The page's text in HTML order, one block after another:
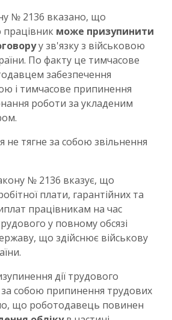
№ 2136 вказано, що
може призупинити
у зв'язку з військовою
По факту це тимчасове
забезпечення
і тимчасове припинення
роботи за укладеним
не тягне за собою звільнення
№ 2136 вказує, що
плати, гарантійних та
працівникам на час
у повному обсязі
що здійснює військову
дії трудового
собою припинення трудових
що роботодавець повинен